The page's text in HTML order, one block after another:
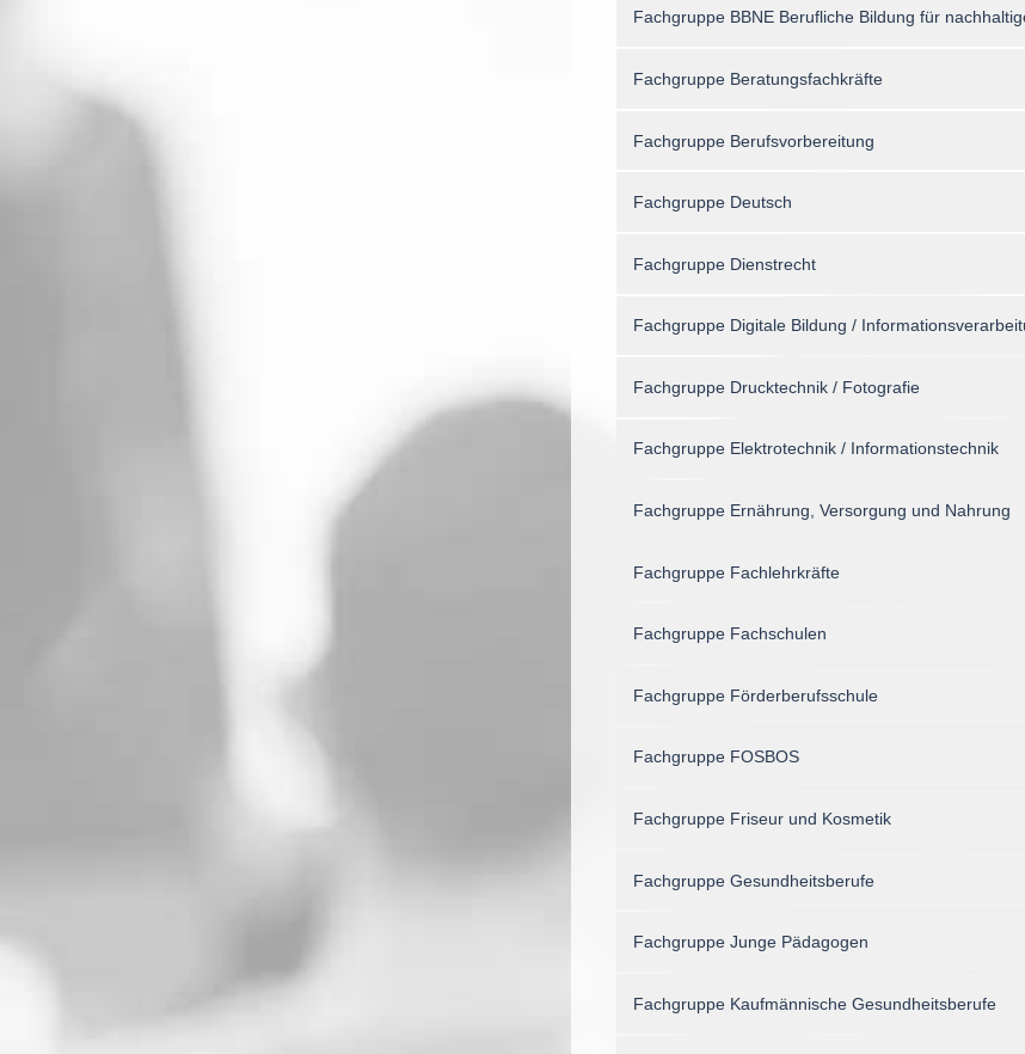
Fachgruppe BBNE Berufliche Bildung für
Fachgruppe Beratungsfachkräfte
Fachgruppe Berufsvorbereitung
Fachgruppe Deutsch
Fachgruppe Dienstrecht
Fachgruppe Digitale Bildung /
Fachgruppe Drucktechnik / Fotografie
Fachgruppe Elektrotechnik / Informationstechnik
Fachgruppe Ernährung, Versorgung und Nahrung
Fachgruppe Fachlehrkräfte
Fachgruppe Fachschulen
Fachgruppe Förderberufsschule
Fachgruppe FOSBOS
Fachgruppe Friseur und Kosmetik
Fachgruppe Gesundheitsberufe
Fachgruppe Junge Pädagogen
Fachgruppe Kaufmännische Gesundheitsberufe